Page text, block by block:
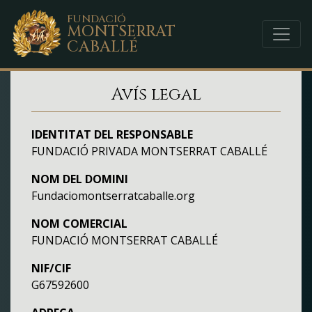
FUNDACIÓ
MONTSERRAT
CABALLÉ
Avís legal
IDENTITAT DEL RESPONSABLE
FUNDACIÓ PRIVADA MONTSERRAT CABALLÉ
NOM DEL DOMINI
Fundaciomontserratcaballe.org
NOM COMERCIAL
FUNDACIÓ MONTSERRAT CABALLÉ
NIF/CIF
G67592600